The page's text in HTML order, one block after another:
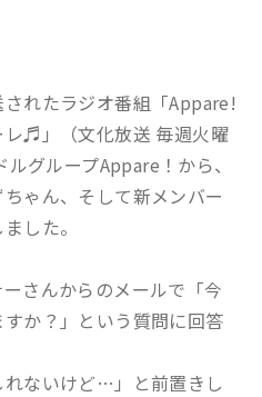
れたラジオ番組「Appare!
レ♬」（文化放送 毎週火曜
グループAppare！から、
ゃん、そして新メンバー
した。
さんからのメールで「今
か？」という質問に回答
れないけど…」と前置きし